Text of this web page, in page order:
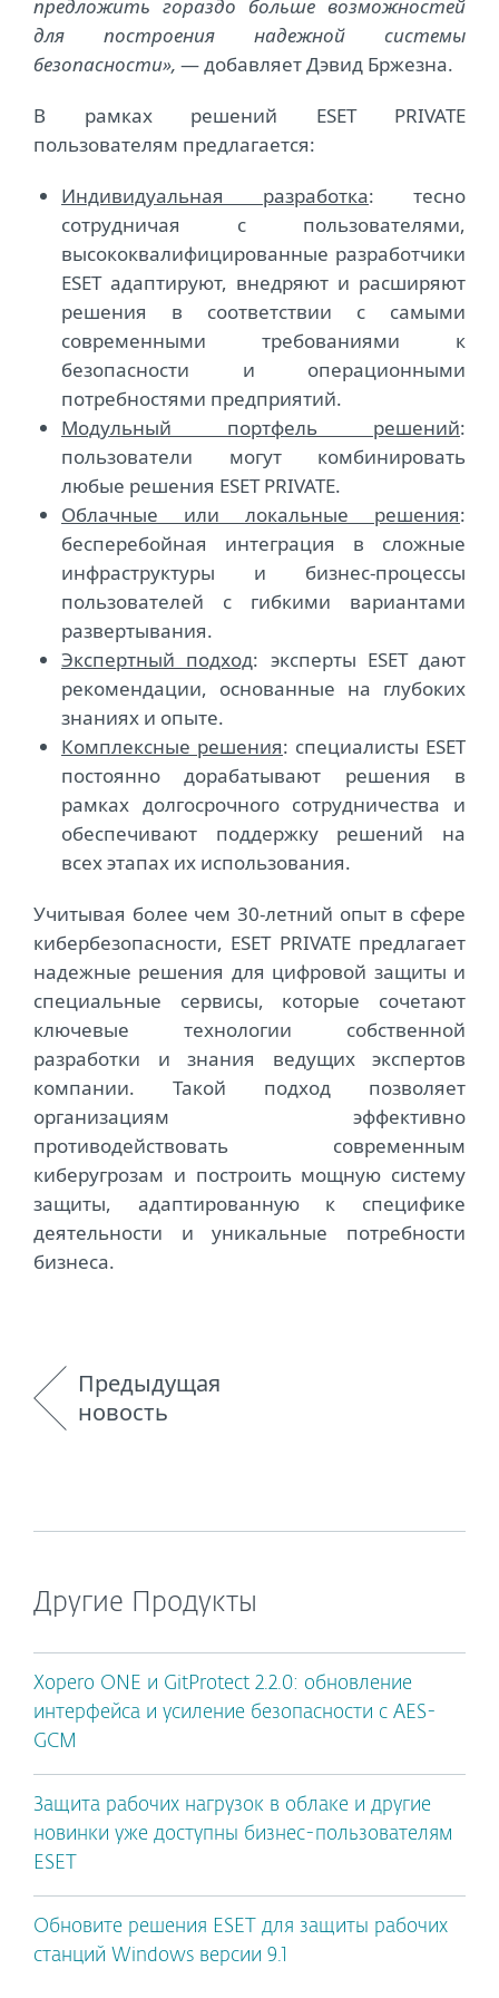
предложить гораздо больше возможностей
для построения надежной системы
безопасности», — добавляет Дэвид Бржезна.
В рамках решений ESET PRIVATE
пользователям предлагается:
Индивидуальная разработка: тесно
сотрудничая с пользователями,
высококвалифицированные разработчики
ESET адаптируют, внедряют и расширяют
решения в соответствии с самыми
современными требованиями к
безопасности и операционными
потребностями предприятий.
Модульный портфель решений:
пользователи могут комбинировать
любые решения ESET PRIVATE.
Облачные или локальные решения:
бесперебойная интеграция в сложные
инфраструктуры и бизнес-процессы
пользователей с гибкими вариантами
развертывания.
Экспертный подход: эксперты ESET дают
рекомендации, основанные на глубоких
знаниях и опыте.
Комплексные решения: специалисты ESET
постоянно дорабатывают решения в
рамках долгосрочного сотрудничества и
обеспечивают поддержку решений на
всех этапах их использования.
Учитывая более чем 30-летний опыт в сфере
кибербезопасности, ESET PRIVATE предлагает
надежные решения для цифровой защиты и
специальные сервисы, которые сочетают
ключевые технологии собственной
разработки и знания ведущих экспертов
компании. Такой подход позволяет
организациям эффективно
противодействовать современным
киберугрозам и построить мощную систему
защиты, адаптированную к специфике
деятельности и уникальные потребности
бизнеса.
Предыдущая
новость
Другие Продукты
Xopero ONE и GitProtect 2.2.0: обновление
интерфейса и усиление безопасности с AES-
GCM
Защита рабочих нагрузок в облаке и другие
новинки уже доступны бизнес-пользователям
ESET
Обновите решения ESET для защиты рабочих
станций Windows версии 9.1